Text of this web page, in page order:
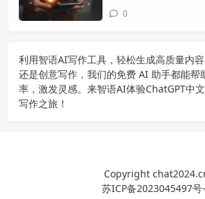
0
利用智语AI写作工具，轻松生成高质量内
还是创意写作，我们的免费 AI 助手都能帮
率，激发灵感。来智语AI体验ChatGPT中
写作之旅！
Copyright
苏ICP备2023045497号